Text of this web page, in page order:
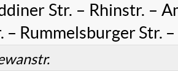
Str. – Rhinstr. –
– Rummelsburger Str.